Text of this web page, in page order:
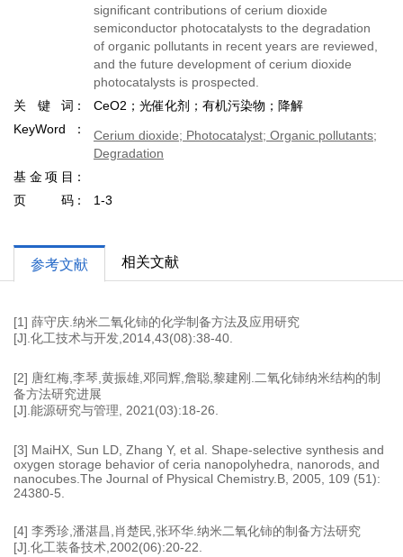
significant contributions of cerium dioxide
semiconductor photocatalysts to the degradation
of organic pollutants in recent years are reviewed,
and the future development of cerium dioxide
photocatalysts is prospected.
关键词
CeO2；光催化剂；有机污染物；降解
KeyWord
Cerium dioxide; Photocatalyst; Organic pollutants;
Degradation
基金项目
页码
1-3
参考文献 相关文献
[1] 薛守庆.纳米二氧化铈的化学制备方法及应用研究
[J].化工技术与开发,2014,43(08):38-40.
[2] 唐红梅,李琴,黄振雄,邓同辉,詹聪,黎建刚.二氧化铈纳米结构的制
备方法研究进展
[J].能源研究与管理, 2021(03):18-26.
[3] MaiHX, Sun LD, Zhang Y, et al. Shape-selective synthesis and
oxygen storage behavior of ceria nanopolyhedra, nanorods, and
nanocubes.The Journal of Physical Chemistry.B, 2005, 109 (51):
24380-5.
[4] 李秀珍,潘湛昌,肖楚民,张环华.纳米二氧化铈的制备方法研究
[J].化工装备技术,2002(06):20-22.